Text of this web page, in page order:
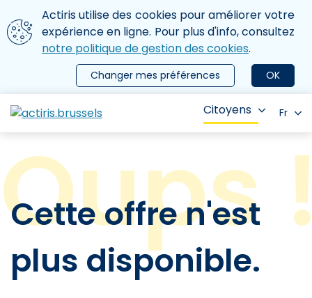
Aller au contenu principal
Nous utilisons des cookies
Actiris utilise des cookies pour améliorer votre
expérience en ligne. Pour plus d'info, consultez
notre politique de gestion des cookies.
OK
Changer mes préférences
le menu
Citoyens Fr
Cette offre n'est
plus disponible.